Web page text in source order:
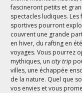
fascineront petits et
spectacles ludiques.
sportives pourront
couvrent une grande
en hiver, du rafting en
voyages. Vous pourrez
mythiques, uncity trip
villes, une échappée
de la nature. Quel que
vos envies et vous